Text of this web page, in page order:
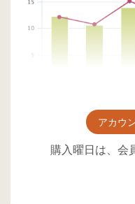
アカウ
購入曜日は、会